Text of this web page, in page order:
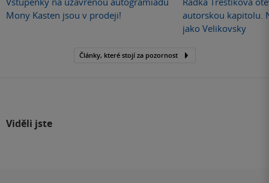
Mony Kasten jsou v prodeji!
autorskou kapitolu.
jako Velikovsky
Články, které stojí za pozornost
Viděli jste